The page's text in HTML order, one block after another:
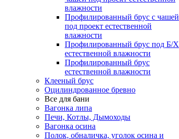
влажности
Профилированный брус с чашей
под проект естественной
влажности
Профилированный брус под Б/Х
естественной влажности
Профилированный брус
естественной влажности
Клееный брус
Оцилиндрованное бревно
Все для бани
Вагонка липа
Печи, Котлы, Дымоходы
Вагонка осина
Полок, обналичка, уголок осина и